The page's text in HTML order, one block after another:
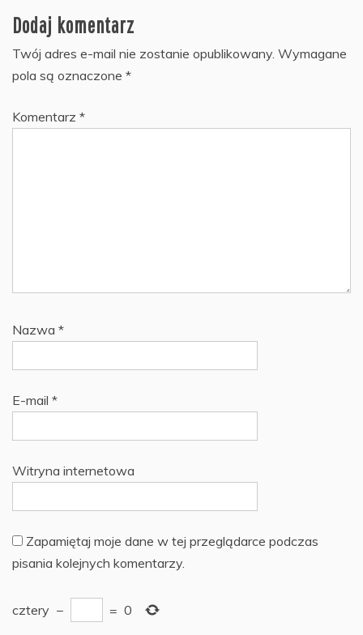
Dodaj komentarz
Twój adres e-mail nie zostanie opublikowany. Wymagane
pola są oznaczone *
Komentarz *
Nazwa *
E-mail *
Witryna internetowa
Zapamiętaj moje dane w tej przeglądarce podczas
pisania kolejnych komentarzy.
cztery − = 0